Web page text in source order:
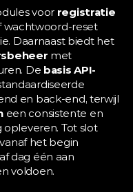
voor registratie
wachtwoord-reset
Daarnaast biedt het
met
De basis API-
en back-end, terwijl
een consistente en
Tot slot
vanaf het begin
dag één aan
voldoen.